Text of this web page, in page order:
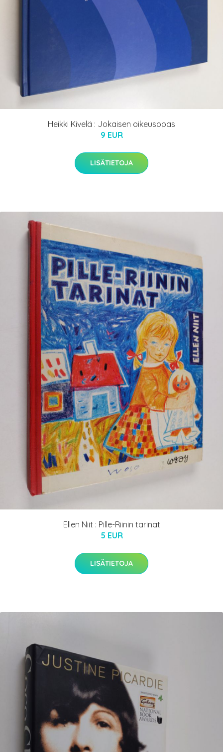
Heikki Kivelä : Jokaisen oikeusopas
9 EUR
LISÄTIETOJA
Ellen Niit : Pille-Riinin tarinat
5 EUR
LISÄTIETOJA